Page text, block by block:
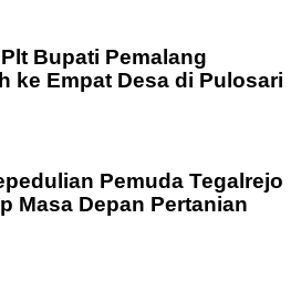
Bupati Pemalang
ke Empat Desa di Pulosari
Pemuda Tegalrejo
Masa Depan Pertanian